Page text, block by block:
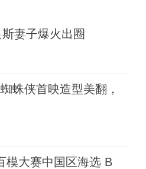
妻子爆火出圈
蛛侠首映造型美翻，
模大赛中国区海选 B